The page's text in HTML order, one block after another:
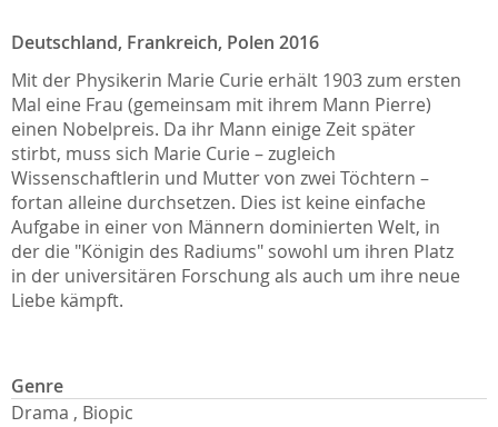
Deutschland, Frankreich, Polen 2016
Mit der Physikerin Marie Curie erhält 1903 zum ersten
Mal eine Frau (gemeinsam mit ihrem Mann Pierre)
einen Nobelpreis. Da ihr Mann einige Zeit später
stirbt, muss sich Marie Curie – zugleich
Wissenschaftlerin und Mutter von zwei Töchtern –
fortan alleine durchsetzen. Dies ist keine einfache
Aufgabe in einer von Männern dominierten Welt, in
der die "Königin des Radiums" sowohl um ihren Platz
in der universitären Forschung als auch um ihre neue
Liebe kämpft.
Genre
Drama , Biopic